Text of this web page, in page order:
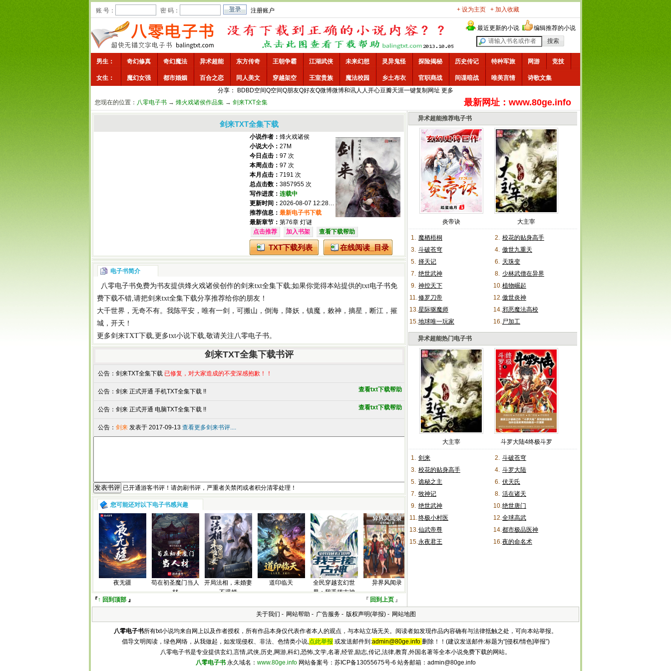
账 号： 密 码： 注册账户 + 设为主页 + 加入收藏
最近更新的小说 编辑推荐的小说
男生： 奇幻修真 奇幻魔法 异术超能 东方传奇 王朝争霸 江湖武侠 未来幻想 灵异鬼怪 探险揭秘 历史传记 特种军旅 网游 竞技
女生： 魔幻女强 都市婚姻 百合之恋 同人美文 穿越架空 王室贵族 魔法校园 乡土布衣 官职商战 间谍暗战 唯美言情
诗歌文集
分享：
BD BD空间Q空间Q朋友Q好友Q微博微博和讯人人开心豆瓣天涯一键复制网址 更多
您现在的位置： 八零电子书 → 烽火戏诸侯作品集 → 剑来TXT全集 最新网址：www.80ge.info
剑来TXT全集下载
小说作者： 烽火戏诸侯
小说大小： 27M
今日点击： 97 次
本周点击： 97 次
本月点击： 7191 次
总点击数： 3857955 次
写作进度： 连载中
更新时间： 2026-08-07 12:28:38
推荐信息： 最新电子书下载
最新章节： 第76章 灯谜
点击推荐
加入书架 查看下载帮助
TXT下载列表 在线阅读_目录
电子书简介
八零电子书免费为书友提供烽火戏诸侯创作的剑来txt全集下载;如果你觉得本站提供的txt电子书免
费下载不错,请把剑来txt全集下载分享推荐给你的朋友！
大千世界，无奇不有。我陈平安，唯有一剑，可搬山，倒海，降妖，镇魔，敕神，摘星，断江，摧
城，开天！
更多剑来TXT下载,更多txt小说下载,敬请关注八零电子书。
剑来TXT全集下载书评
公告： 剑来TXT全集下载 已修复，对大家造成的不变深感抱歉！！
查看txt下载帮助
公告： 剑来 正式开通 手机TXT全集下载 !!
查看txt下载帮助
公告： 剑来 正式开通 电脑TXT全集下载 !!
公告： 剑来 发表于 2017-09-13 查看更多剑来书评....
已开通游客书评！请勿刷书评，严重者关禁闭或者积分清零处理！
您可能还对以下电子书感兴趣
夜无疆
苟在初圣魔门当人
材
开局法相，未婚妻
不退婚
道印临天
全民穿越玄幻世
界：我手搓古神
异界风闻录
『↑ 回到顶部 』 『 回到上页 』
异术超能推荐电子书
炎帝诀 大主宰
1. 魔栖梧桐 2. 校花的贴身高手
3. 斗破苍穹 4. 傲世九重天
5. 择天记 6. 天珠变
7. 绝世武神 8. 少林武僧在异界
9. 神控天下 10.植物崛起
11.修罗刀帝 12.傲世炎神
13.星际驱魔师 14.邪恶魔法高校
15.地球唯一玩家 16.尸加工
异术超能热门电子书
大主宰 斗罗大陆4终极斗罗
1. 剑来 2. 斗破苍穹
3. 校花的贴身高手 4. 斗罗大陆
5. 诡秘之主 6. 伏天氏
7. 牧神记 8. 活在诸天
9. 绝世武神 10.绝世唐门
11.终极小村医 12.全球高武
13.仙武帝尊 14.都市极品医神
15.永夜君王 16.夜的命名术
关于我们 - 网站帮助 - 广告服务 - 版权声明(举报) - 网站地图
八零电子书所有txt小说均来自网上以及作者授权，所有作品本身仅代表作者本人的观点，与本站立场无关。阅读者如发现作品内容确有与法律抵触之处，可向本站举报。
倡导文明阅读，绿色网络，从我做起，如发现侵权、非法、色情类小说,点此举报 或发送邮件到:admin@80ge.info 删除！！(建议发送邮件:标题为“[侵权/情色]举报”)
八零电子书是专业提供玄幻,言情,武侠,历史,网游,科幻,恐怖,文学,名著,经管,励志,传记,法律,教育,外国名著等全本小说免费下载的网站。
八零电子书永久域名： www.80ge.info网站备案号：苏ICP备13055675号-6 站务邮箱：admin@80ge.info